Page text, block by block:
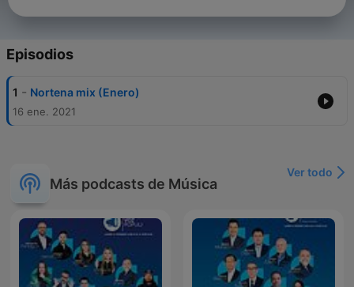
Episodios
1 - Nortena mix (Enero)
16 ene. 2021
Más podcasts de Música
Ver todo